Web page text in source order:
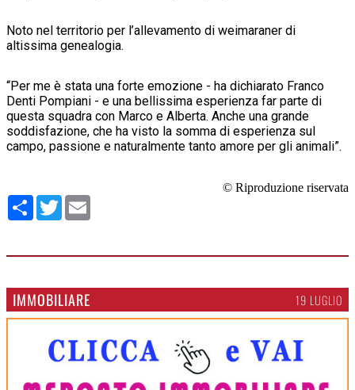
Noto nel territorio per l’allevamento di weimaraner di
altissima genealogia.
“Per me è stata una forte emozione - ha dichiarato Franco
Denti Pompiani - e una bellissima esperienza far parte di
questa squadra con Marco e Alberta. Anche una grande
soddisfazione, che ha visto la somma di esperienza sul
campo, passione e naturalmente tanto amore per gli animali”.
© Riproduzione riservata
Condividi
Twitter
IMMOBILIARE 19 LUGLIO